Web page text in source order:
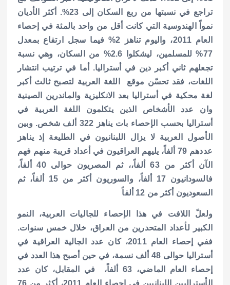
تراجع في نسبتها من ربع السكان إلى 23%.
أكثر الأديان
نمواً الهندوسية التي كانت أقل من واحد بالمئة في إحصاء
العام 2011، واليوم تناهز 2% فيما سجل ارتفاع بمعدل
77% للمسلمين، ليشكلوا 2.6% من السكان، وهي نسبة
تجعلهم ثاني أكبر دين في أستراليا. أما في ترتيب انتشار
اللغات، فقد تحسّن موقع اللغة العربية لتصبح ثالث أكبر
لغة محكية في أستراليا بعد الانكليزية والماندرين الصينية
وان عدد الأشخاص الذين يتكلمون اللغة العربية في
أستراليا بحسب الإحصاء بات يناهز 322 ألف شخص.
وبين
الأصول العربية لا يزال اللبنانيون في الطليعة إذ يناهز
عددهم 79 ألفاً، يليهم العراقيون في أعداد قريبة منهم فهم
الآن أكثر من 63 ألفاً،، ثم المصريون حوالى 40 ألفاً،
فالسودانيون 17 ألفاً، والسوريون أكثر من 15 ألفاً، ثم
السعوديون أكثر من 12 ألفاً
ولعلّ اللافت في هذا الإحصاء للجاليات العربية، النمو
الكبير لأعداد المتحدرين من العراق، خلال خمس سنوات.
ففي إحصاء العام 2011، كان عدد الجالية العراقية في
أستراليا حوالى 48 ألف نسمة، في حين أصبح هذا العدد في
إحصاء العام الماضي، 63 ألفاً، في المقابل، كان عدد